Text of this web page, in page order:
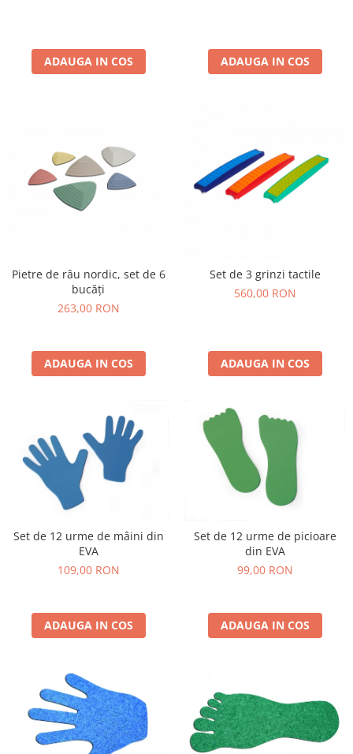
ADAUGA IN COS ADAUGA IN COS
Pietre de râu nordic, set de 6
bucăți
263,00 RON
ADAUGA IN COS
Set de 3 grinzi tactile
560,00 RON
ADAUGA IN COS
Set de 12 urme de mâini din
EVA
109,00 RON
ADAUGA IN COS
Set de 12 urme de picioare
din EVA
99,00 RON
ADAUGA IN COS